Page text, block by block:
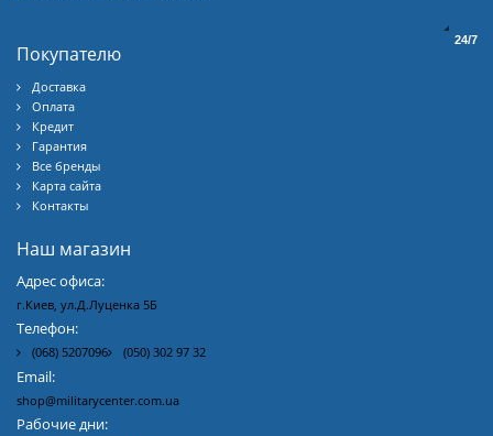
24/7
Покупателю
Доставка
Оплата
Кредит
Гарантия
Все бренды
Карта сайта
Контакты
Наш магазин
Адрес офиса:
г.Киев, ул.Д.Луценка 5Б
Телефон:
(068) 5207096 (050) 302 97 32
Email:
shop@militarycenter.com.ua
Рабочие дни: